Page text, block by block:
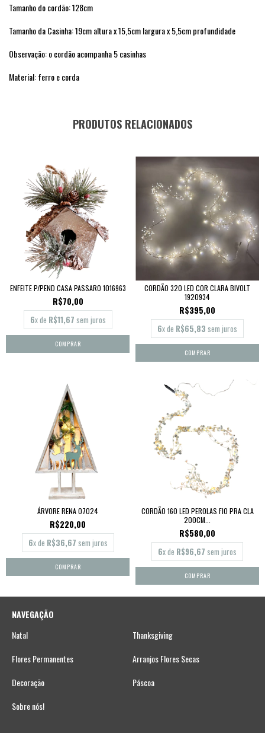
Tamanho do cordão: 128cm
Tamanho da Casinha: 19cm altura x 15,5cm largura x 5,5cm profundidade
Observação: o cordão acompanha 5 casinhas
Material: ferro e corda
PRODUTOS RELACIONADOS
ENFEITE P/PEND CASA PASSARO 1016963
R$70,00
6x de R$11,67 sem juros
CORDÃO 320 LED COR CLARA BIVOLT
1920934
R$395,00
6x de R$65,83 sem juros
ÁRVORE RENA 07024
R$220,00
6x de R$36,67 sem juros
CORDÃO 160 LED PEROLAS FIO PRA CLA
200CM...
R$580,00
6x de R$96,67 sem juros
NAVEGAÇÃO
Natal
Thanksgiving
Flores Permanentes
Arranjos Flores Secas
Decoração
Páscoa
Sobre nós!